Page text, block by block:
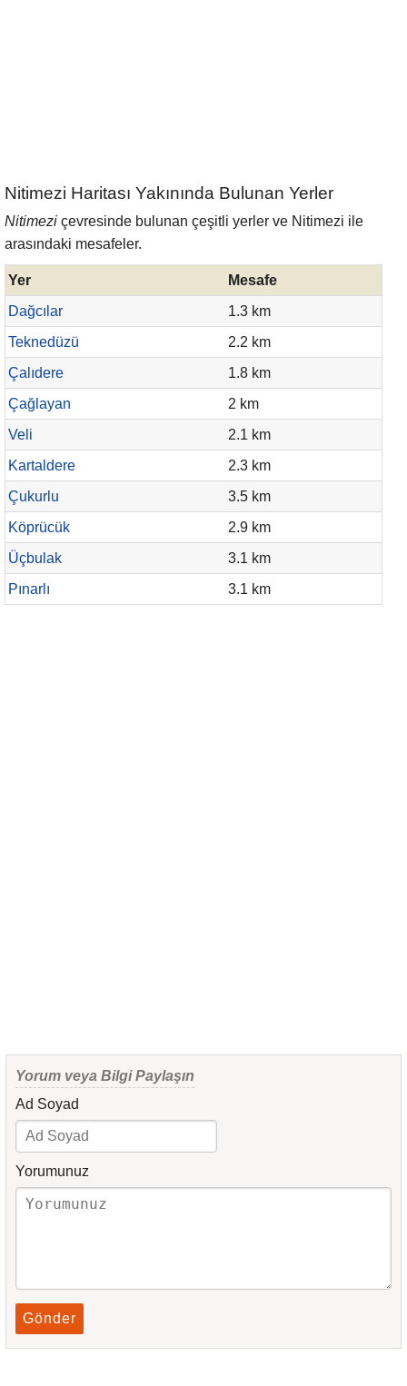
Nitimezi Haritası Yakınında Bulunan Yerler
Nitimezi çevresinde bulunan çeşitli yerler ve Nitimezi ile
arasındaki mesafeler.
Yer
Mesafe
Dağcılar
1.3 km
Teknedüzü
2.2 km
Çalıdere
1.8 km
Çağlayan
2 km
Veli
2.1 km
Kartaldere
2.3 km
Çukurlu
3.5 km
Köprücük
2.9 km
Üçbulak
3.1 km
Pınarlı
3.1 km
Yorum veya Bilgi Paylaşın
Ad Soyad
Yorumunuz
Gönder